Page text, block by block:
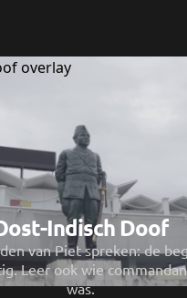
Indisch Doof
van Piet spreken: de
Leer ook wie
was.